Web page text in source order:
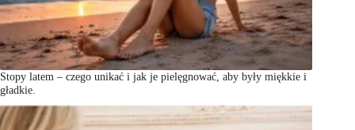
Stopy latem – czego unikać i jak je pielęgnować, aby były miękkie i
gładkie.